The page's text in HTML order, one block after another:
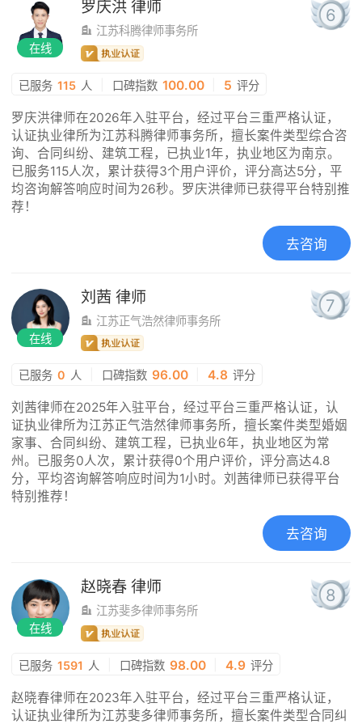
在线
罗庆洪 律师
江苏科腾律师事务所
6
已服务 115 人 口碑指数 100.00 5 评分
罗庆洪律师在2026年入驻平台，经过平台三重严格认证，
认证执业律所为江苏科腾律师事务所，擅长案件类型综合咨
询、合同纠纷、建筑工程，已执业1年，执业地区为南京。
已服务115人次，累计获得3个用户评价，评分高达5分，平
均咨询解答响应时间为26秒。罗庆洪律师已获得平台特别推
荐！
去咨询
在线
刘茜 律师
江苏正气浩然律师事务所
7
已服务 0 人 口碑指数 96.00 4.8 评分
刘茜律师在2025年入驻平台，经过平台三重严格认证，认
证执业律所为江苏正气浩然律师事务所，擅长案件类型婚姻
家事、合同纠纷、建筑工程，已执业6年，执业地区为常
州。已服务0人次，累计获得0个用户评价，评分高达4.8
分，平均咨询解答响应时间为1小时。刘茜律师已获得平台
特别推荐！
去咨询
在线
赵晓春 律师
江苏斐多律师事务所
8
已服务 1591 人 口碑指数 98.00 4.9 评分
赵晓春律师在2023年入驻平台，经过平台三重严格认证，
认证执业律所为江苏斐多律师事务所，擅长案件类型合同纠